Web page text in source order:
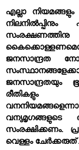
എല്ലാ
ജനസാന്ദ്രത
ജനസാന്ദ്രതയും
രീതികളും
സംരക്ഷിക്കണം.
വെള്ളം ചേര്‍ക്കരുത്.